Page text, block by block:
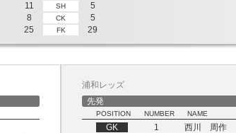
11 SH
5
8
CK
5
25
FK 29
浦和レッズ
先発
POSITION NUMBER NAME
GK 1
西川 周作